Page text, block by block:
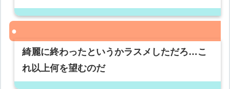
綺麗に終わったというかラスメしただろ…こ
れ以上何を望むのだ